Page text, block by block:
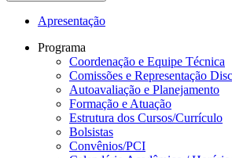
Apresentação
Programa
Coordenação e Equipe Técnica
Comissões e Representação
Autoavaliação e Planejamento
Formação e Atuação
Estrutura dos Cursos/Currículo
Bolsistas
Convênios/PCI